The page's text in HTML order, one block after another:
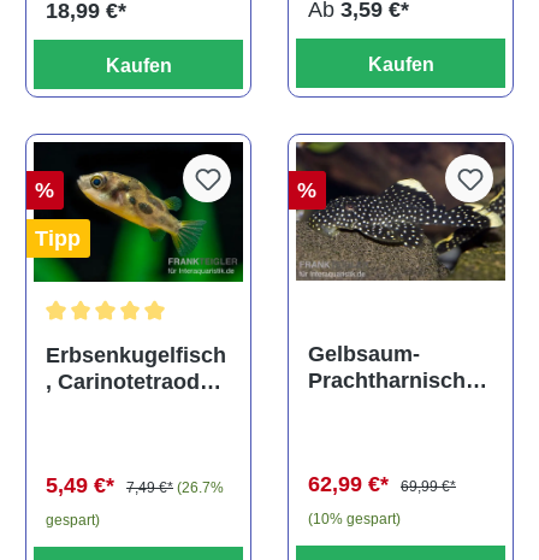
18,99 €*
Kaufen
Ab 3,59 €*
Kaufen
%
Tipp
Durchschnittliche Bewertung von 5 von 5 Sternen
Erbsenkugelfisch
, Carinotetraodon
5,49 €* 7,49 €* (26.7%
gespart)
%
Gelbsaum-
Prachtharnischw
62,99 €*
69,99 €*
(10% gespart)